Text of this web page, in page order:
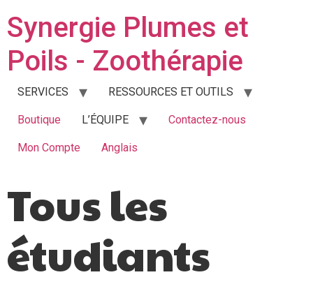
Synergie Plumes et
Poils - Zoothérapie
SERVICES RESSOURCES ET OUTILS
Boutique L’ÉQUIPE Contactez-nous
Mon Compte Anglais
Tous les
étudiants